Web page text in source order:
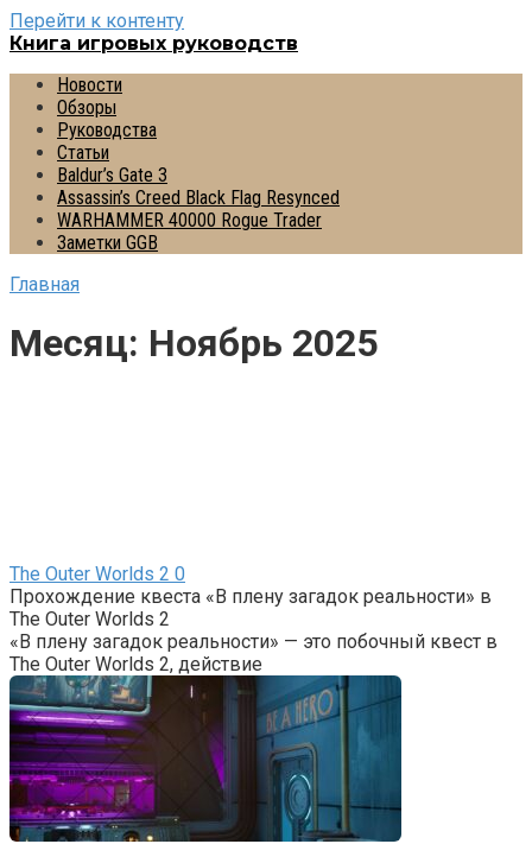
Перейти к контенту
Книга игровых руководств
Новости
Обзоры
Руководства
Статьи
Baldur’s Gate 3
Assassin’s Creed Black Flag Resynced
WARHAMMER 40000 Rogue Trader
Заметки GGB
Главная
Месяц: Ноябрь 2025
The Outer Worlds 2 0
Прохождение квеста «В плену загадок реальности» в
The Outer Worlds 2
«В плену загадок реальности» — это побочный квест в
The Outer Worlds 2, действие